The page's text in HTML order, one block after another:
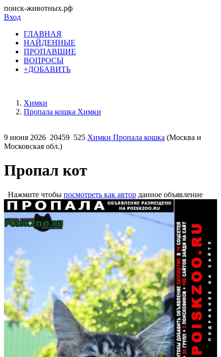
поиск-животных.рф
Вход
ГЛАВНАЯ
НАЙДЕННЫЕ
ПРОПАВШИЕ
ВОПРОСЫ
+ДОБАВИТЬ
Химки
Пропала кошка Химки
9 июня 2026 20459 525 Химки Пропала кошка (Москва и
Московская обл.)
Пропал кот
Нажмите чтобы посмотреть как автор данное объявление